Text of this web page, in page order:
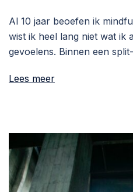
Al 10 jaar beoefen ik
wist ik heel lang niet wat ik
gevoelens. Binnen een
Lees meer